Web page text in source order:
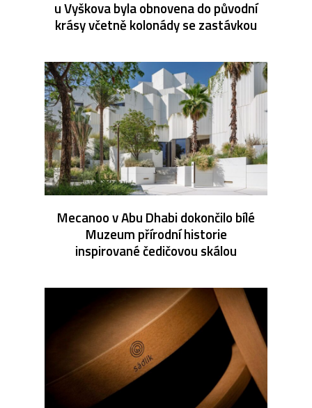
u Vyškova byla obnovena do původní
krásy včetně kolonády se zastávkou
Mecanoo v Abu Dhabi dokončilo bílé
Muzeum přírodní historie
inspirované čedičovou skálou